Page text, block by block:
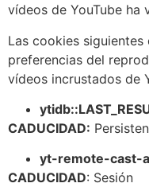
vídeos de YouTube ha
Las cookies siguientes
preferencias del
vídeos incrustados de
CADUCIDAD:
yt-remote-cast-
CADUCIDAD: Sesión